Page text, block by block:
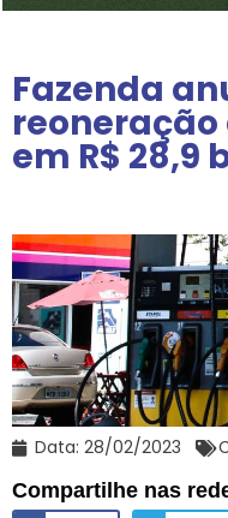
Fazenda
em R$ 28,9
Data: 28/02/2023
Compartilhe nas